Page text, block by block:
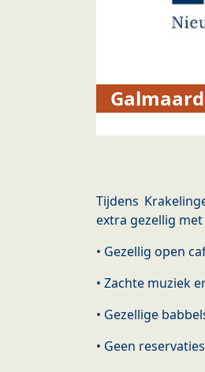
Tijdens
extra gezellig met
• Gezellig open
• Zachte muziek
• Gezellige
• Geen